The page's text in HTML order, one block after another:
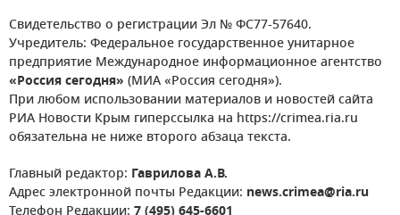
Свидетельство о регистрации Эл № ФС77-57640.
Учредитель: Федеральное государственное унитарное
предприятие Международное информационное агентство
«Россия сегодня» (МИА «Россия сегодня»).
При любом использовании материалов и новостей сайта
РИА Новости Крым гиперссылка на https://crimea.ria.ru
обязательна не ниже второго абзаца текста.
Главный редактор: Гаврилова А.В.
Адрес электронной почты Редакции: news.crimea@ria.ru